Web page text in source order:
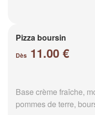
Pizza boursin
Dès 11.00 €
Base crème fraîche,
pommes de terre,